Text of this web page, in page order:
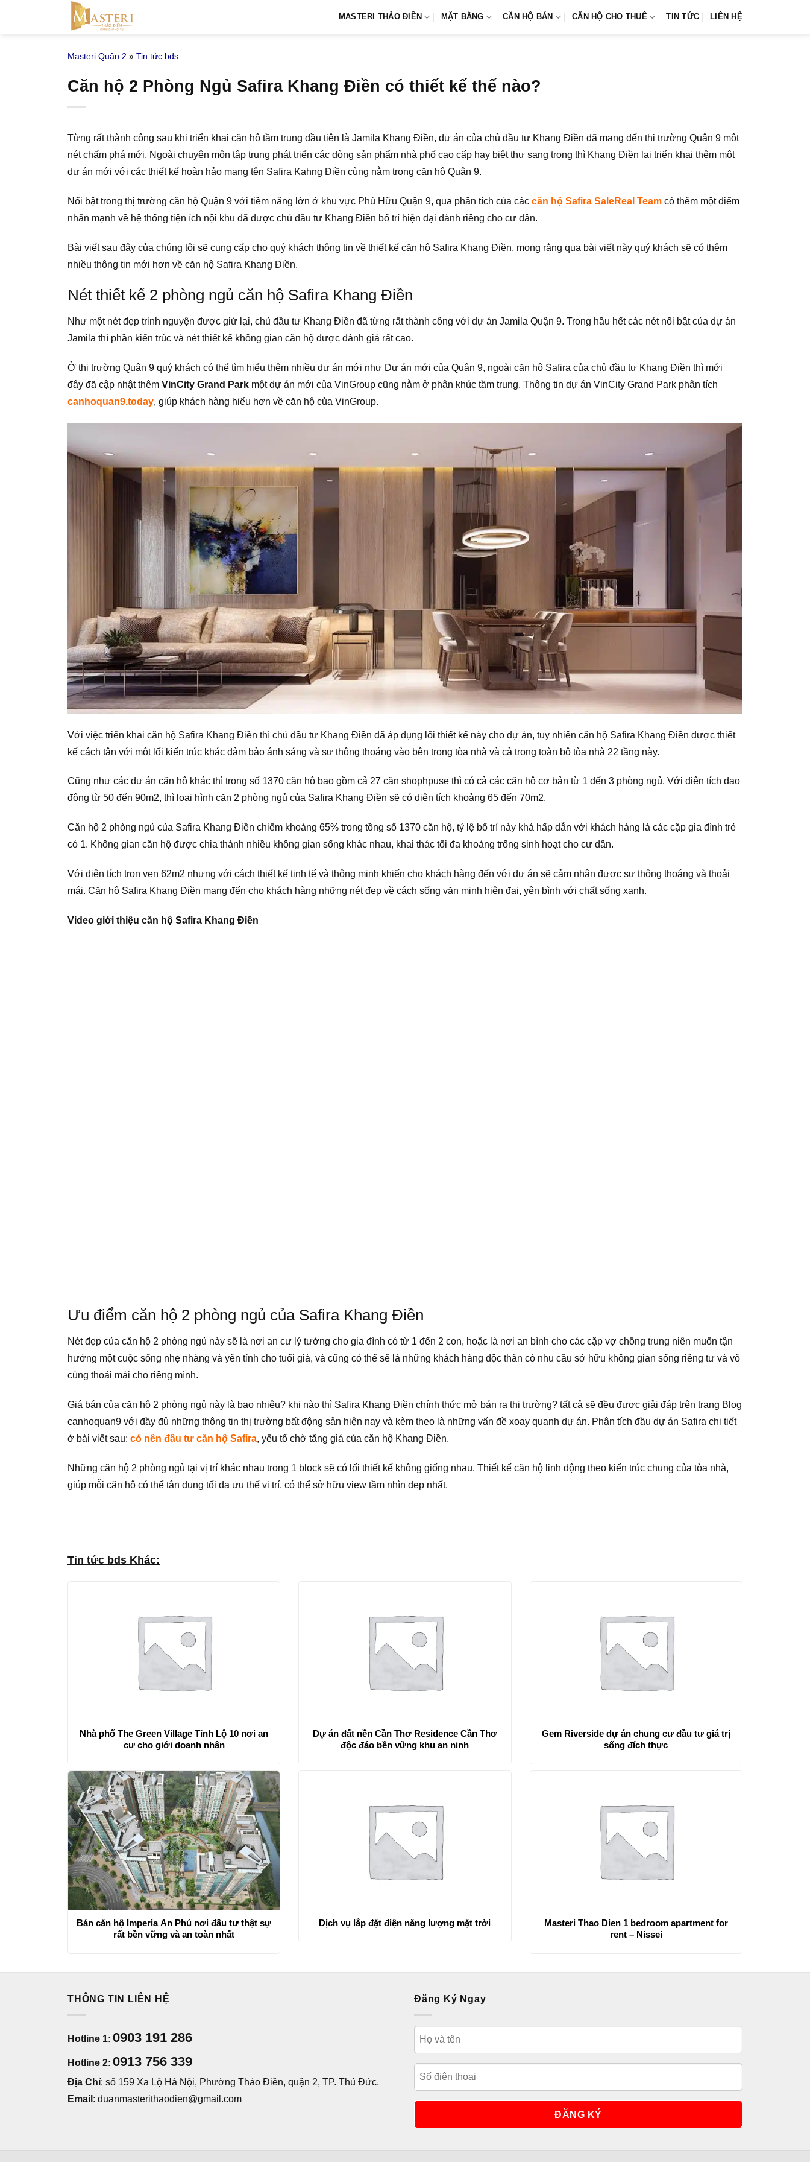
MASTERI THẢO ĐIỀN MẶT BẰNG CĂN HỘ BÁN CĂN HỘ CHO THUÊ TIN TỨC LIÊN HỆ
Masteri Quận 2 » Tin tức bds
Căn hộ 2 Phòng Ngủ Safira Khang Điền có thiết kế thế nào?
Từng rất thành công sau khi triển khai căn hộ tầm trung đầu tiên là Jamila Khang Điền, dự án của chủ đầu tư Khang Điền đã mang đến thị trường Quận 9 một
nét chấm phá mới. Ngoài chuyên môn tập trung phát triển các dòng sản phẩm nhà phố cao cấp hay biệt thự sang trọng thì Khang Điền lại triển khai thêm một
dự án mới với các thiết kế hoàn hảo mang tên Safira Kahng Điền cùng nằm trong căn hộ Quận 9.
Nổi bật trong thị trường căn hộ Quận 9 với tiềm năng lớn ở khu vực Phú Hữu Quận 9, qua phân tích của các căn hộ Safira SaleReal Team có thêm một điểm
nhấn mạnh về hệ thống tiện ích nội khu đã được chủ đầu tư Khang Điền bố trí hiện đại dành riêng cho cư dân.
Bài viết sau đây của chúng tôi sẽ cung cấp cho quý khách thông tin về thiết kế căn hộ Safira Khang Điền, mong rằng qua bài viết này quý khách sẽ có thêm
nhiều thông tin mới hơn về căn hộ Safira Khang Điền.
Nét thiết kế 2 phòng ngủ căn hộ Safira Khang Điền
Như một nét đẹp trinh nguyện được giử lại, chủ đầu tư Khang Điền đã từng rất thành công với dự án Jamila Quận 9. Trong hầu hết các nét nổi bật của dự án
Jamila thì phần kiến trúc và nét thiết kế không gian căn hộ được đánh giá rất cao.
Ở thị trường Quận 9 quý khách có thể tìm hiểu thêm nhiều dự án mới như Dự án mới của Quận 9, ngoài căn hộ Safira của chủ đầu tư Khang Điền thì mới
đây đã cập nhật thêm VinCity Grand Park một dự án mới của VinGroup cũng nằm ở phân khúc tầm trung. Thông tin dự án VinCity Grand Park phân tích
canhoquan9.today, giúp khách hàng hiểu hơn về căn hộ của VinGroup.
Với việc triển khai căn hộ Safira Khang Điền thì chủ đầu tư Khang Điền đã áp dụng lối thiết kế này cho dự án, tuy nhiên căn hộ Safira Khang Điền được thiết
kế cách tân với một lối kiến trúc khác đảm bảo ánh sáng và sự thông thoáng vào bên trong tòa nhà và cả trong toàn bộ tòa nhà 22 tầng này.
Cũng như các dự án căn hộ khác thì trong số 1370 căn hộ bao gồm cả 27 căn shophpuse thì có cả các căn hộ cơ bản từ 1 đến 3 phòng ngủ. Với diện tích dao
động từ 50 đến 90m2, thì loại hình căn 2 phòng ngủ của Safira Khang Điền sẽ có diện tích khoảng 65 đến 70m2.
Căn hộ 2 phòng ngủ của Safira Khang Điền chiếm khoảng 65% trong tồng số 1370 căn hộ, tỷ lệ bố trí này khá hấp dẫn với khách hàng là các cặp gia đình trẻ
có 1. Không gian căn hộ được chia thành nhiều không gian sống khác nhau, khai thác tối đa khoảng trống sinh hoạt cho cư dân.
Với diện tích trọn vẹn 62m2 nhưng với cách thiết kế tinh tế và thông minh khiến cho khách hàng đến với dự án sẽ cảm nhận được sự thông thoáng và thoải
mái. Căn hộ Safira Khang Điền mang đến cho khách hàng những nét đẹp về cách sống văn minh hiện đại, yên bình với chất sống xanh.
Video giới thiệu căn hộ Safira Khang Điền
Ưu điểm căn hộ 2 phòng ngủ của Safira Khang Điền
Nét đẹp của căn hộ 2 phòng ngủ này sẽ là nơi an cư lý tưởng cho gia đình có từ 1 đến 2 con, hoặc là nơi an bình cho các cặp vợ chồng trung niên muốn tận
hưởng một cuộc sống nhẹ nhàng và yên tỉnh cho tuổi già, và cũng có thể sẽ là những khách hàng độc thân có nhu cầu sở hữu không gian sống riêng tư và vô
cùng thoải mái cho riêng mình.
Giá bán của căn hộ 2 phòng ngủ này là bao nhiêu? khi nào thì Safira Khang Điền chính thức mở bán ra thị trường? tất cả sẽ đều được giải đáp trên trang Blog
canhoquan9 với đầy đủ những thông tin thị trường bất động sản hiện nay và kèm theo là những vấn đề xoay quanh dự án. Phân tích đầu dự án Safira chi tiết
ở bài viết sau: có nên đầu tư căn hộ Safira, yếu tố chờ tăng giá của căn hộ Khang Điền.
Những căn hộ 2 phòng ngủ tại vị trí khác nhau trong 1 block sẽ có lối thiết kế không giống nhau. Thiết kế căn hộ linh động theo kiến trúc chung của tòa nhà,
giúp mỗi căn hộ có thể tận dụng tối đa ưu thế vị trí, có thể sở hữu view tầm nhìn đẹp nhất.
Tin tức bds Khác:
Nhà phố The Green Village Tỉnh Lộ 10 nơi an
cư cho giới doanh nhân
Dự án đất nền Cần Thơ Residence Cần Thơ
độc đáo bền vững khu an ninh
Gem Riverside dự án chung cư đầu tư giá trị
sống đích thực
Bán căn hộ Imperia An Phú nơi đầu tư thật sự
rất bền vững và an toàn nhất
Dịch vụ lắp đặt điện năng lượng mặt trời
Masteri Thao Dien 1 bedroom apartment for
rent – Nissei
THÔNG TIN LIÊN HỆ
Hotline 1: 0903 191 286
Hotline 2: 0913 756 339
Địa Chỉ: số 159 Xa Lộ Hà Nội, Phường Thảo Điền, quận 2, TP. Thủ Đức.
Email : duanmasterithaodien@gmail.com
Đăng Ký Ngay